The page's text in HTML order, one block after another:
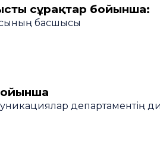
сұрақтар бойынша:
басшысы
департаментің